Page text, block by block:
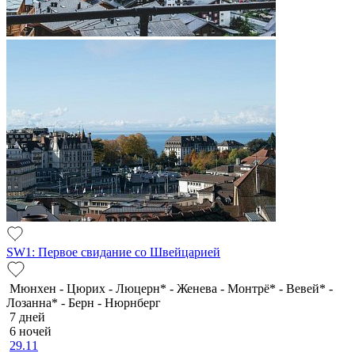
SW1: Первое свидание со Швейцарией
Мюнхен - Цюрих - Люцерн* - Женева - Монтрё* - Вевей* -
Лозанна* - Берн - Нюрнберг
7 дней
6 ночей
29.11